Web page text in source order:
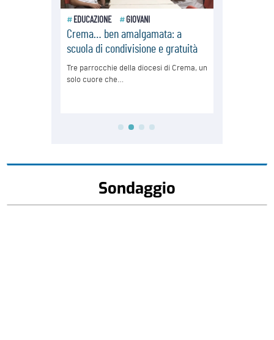
Sondaggio